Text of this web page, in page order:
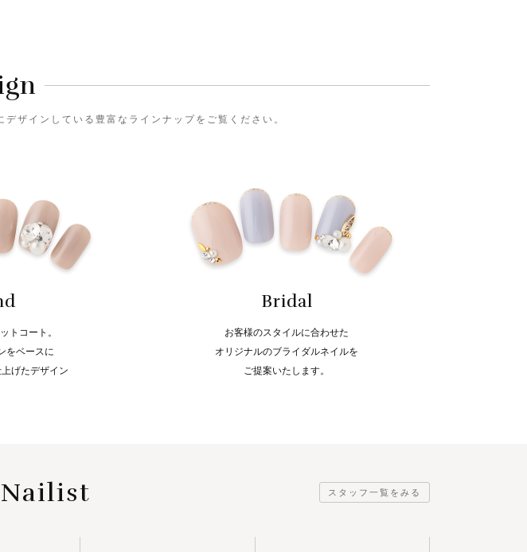
ザインしている豊富なラインナップをご覧ください。
トコート。
をベースに
げたデザイン
Bridal
お客様のスタイルに合わせた
オリジナルのブライダルネイルを
ご提案いたします。
スタッフ一覧をみる